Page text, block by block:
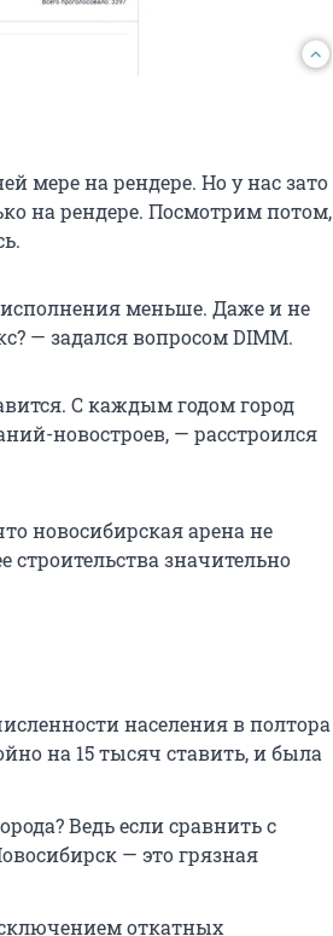
мере на рендере. Но у нас зато
на рендере. Посмотрим потом,
меньше. Даже и не
— задался вопросом DIMM.
С каждым годом город
новостроев, — расстроился
новосибирская арена не
строительства значительно
населения в полтора
на 15 тысяч ставить, и была
Ведь если сравнить с
— это грязная
откатных